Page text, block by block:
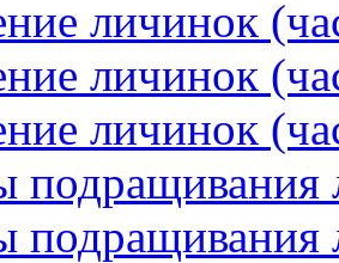
личинок
личинок
личинок
подращивания
подращивания